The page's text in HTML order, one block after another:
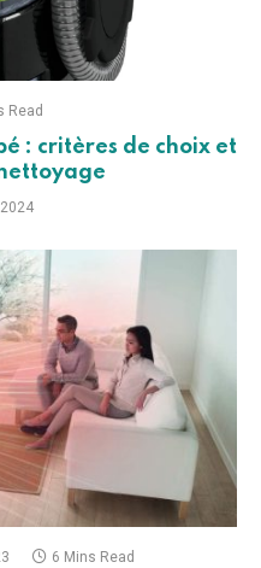
Read
: critères de choix et
6 Mins Read